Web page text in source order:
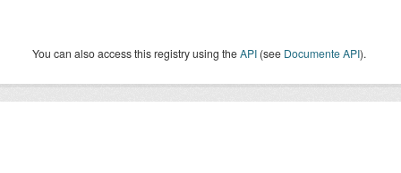
You can also access this registry using theAPI (see Documente API).